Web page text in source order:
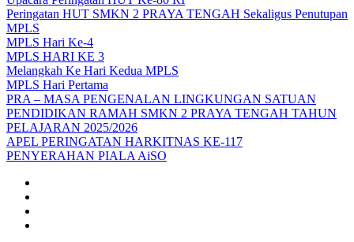
Peringatan HUT SMKN 2 PRAYA TENGAH Sekaligus Penutupan
MPLS
MPLS Hari Ke-4
MPLS HARI KE 3
Melangkah Ke Hari Kedua MPLS
MPLS Hari Pertama
PRA – MASA PENGENALAN LINGKUNGAN SATUAN
PENDIDIKAN RAMAH SMKN 2 PRAYA TENGAH TAHUN
PELAJARAN 2025/2026
APEL PERINGATAN HARKITNAS KE-117
PENYERAHAN PIALA AiSO